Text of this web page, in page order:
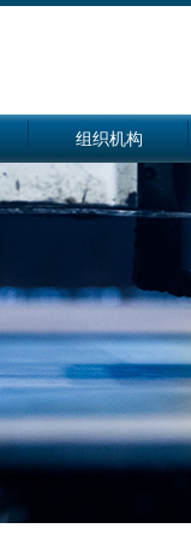
组织机构